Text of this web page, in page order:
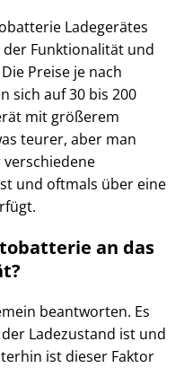
Ladegerätes
Funktionalität und
Preise je nach
sich auf 30 bis 200
mit größerem
teurer, aber man
verschiedene
und oftmals über eine
an das
beantworten. Es
Ladezustand ist und
ist dieser Faktor